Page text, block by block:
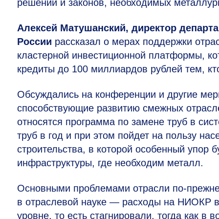
решений и законов, необходимых
Алексей Матушанский, директор
России рассказал о мерах поддержки
кластерной инвестиционной платформы,
кредиты до 100 миллиардов рублей тем,
Обсуждались на конференции и другие
способствующие развитию смежных
относятся программа по замене труб в
труб в год и при этом пойдет на пользу
строительства, в которой особенный упор
инфраструктуры, где необходим металл.
Основными проблемами отрасли по-
в отраслевой науке — расходы на НИОКР в
уровне, то есть стагнировали, тогда как в